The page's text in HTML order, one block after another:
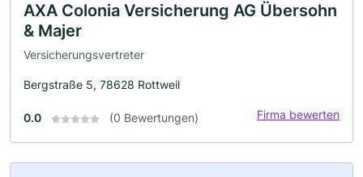
AXA Colonia Versicherung AG Übersohn
& Majer
Versicherungsvertreter
Bergstraße 5, 78628 Rottweil
0.0 (0 Bewertungen) Firma bewerten